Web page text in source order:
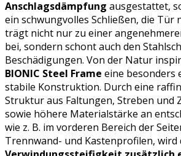
Anschlagsdämpfung ausgestattet,
ein schwungvolles Schließen, die Tür
trägt nicht nur zu einer
bei, sondern schont auch den
Beschädigungen. Von der Natur
BIONIC Steel Frame eine besonders
stabile Konstruktion. Durch eine
Struktur aus Faltungen, Streben und
sowie höhere Materialstärke an
wie z. B. im vorderen Bereich der
Trennwand- und Kastenprofilen, wird